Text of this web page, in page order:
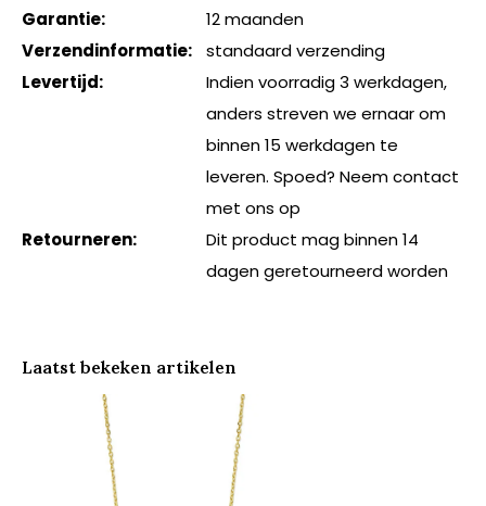
Garantie:
12 maanden
Verzendinformatie:
standaard verzending
Levertijd:
Indien voorradig 3 werkdagen,
anders streven we ernaar om
binnen 15 werkdagen te
leveren. Spoed? Neem contact
met ons op
Retourneren:
Dit product mag binnen 14
dagen geretourneerd worden
Laatst bekeken artikelen